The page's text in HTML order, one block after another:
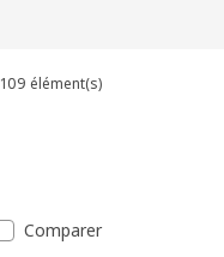
Trier et filtrer
109 élément(s)
Liste des résultats
Comparer